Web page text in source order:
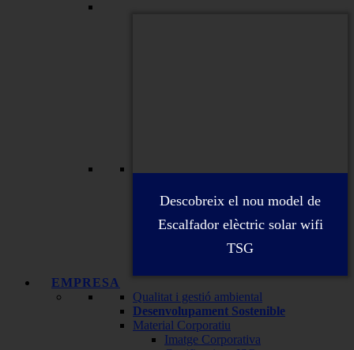
Descobreix el nou model de
Escalfador elèctric solar wifi
TSG
EMPRESA
Qualitat i gestió ambiental
Desenvolupament Sostenible
Material Corporatiu
Imatge Corporativa